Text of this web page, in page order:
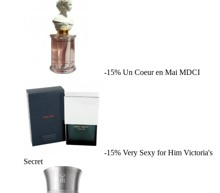
-15% Un Coeur en Mai MDCI
-15% Very Sexy for Him Victoria's
Secret